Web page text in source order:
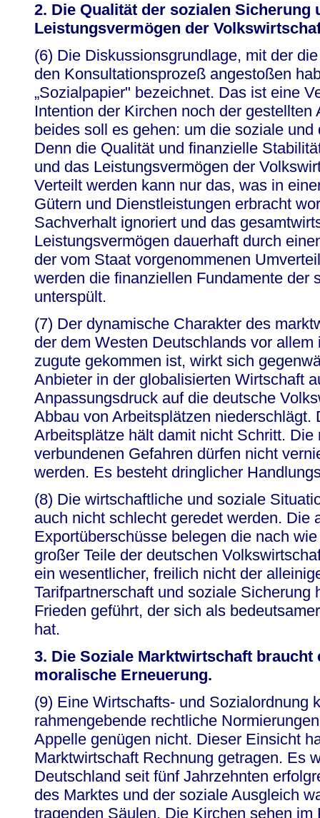
2. Die Qualität der sozialen Sicherung
Leistungsvermögen der
(6) Die Diskussionsgrundlage, mit der
den Konsultationsprozeß angestoßen
„Sozialpapier" bezeichnet. Das ist eine
Intention der Kirchen noch der gestellten
beides soll es gehen: um die soziale
Denn die Qualität und finanzielle
und das Leistungsvermögen der
Verteilt werden kann nur das, was in
Gütern und Dienstleistungen erbracht
Sachverhalt ignoriert und das
Leistungsvermögen dauerhaft durch
der vom Staat vorgenommenen
werden die finanziellen Fundamente der
unterspült.
(7) Der dynamische Charakter des
der dem Westen Deutschlands vor
zugute gekommen ist, wirkt sich
Anbieter in der globalisierten Wirtschaft
Anpassungsdruck auf die deutsche
Abbau von Arbeitsplätzen niederschlägt.
Arbeitsplätze hält damit nicht Schritt.
verbundenen Gefahren dürfen nicht
werden. Es besteht dringlicher
(8) Die wirtschaftliche und soziale
auch nicht schlecht geredet werden. Die
Exportüberschüsse belegen die nach
großer Teile der deutschen
ein wesentlicher, freilich nicht der
Tarifpartnerschaft und soziale Sicherung
Frieden geführt, der sich als
hat.
3. Die Soziale Marktwirtschaft
moralische Erneuerung.
(9) Eine Wirtschafts- und Sozialordnung
rahmengebende rechtliche
Appelle genügen nicht. Dieser Einsicht
Marktwirtschaft Rechnung getragen. Es
Deutschland seit fünf Jahrzehnten
des Marktes und der soziale Ausgleich
tragenden Säulen. Die Kirchen sehen im